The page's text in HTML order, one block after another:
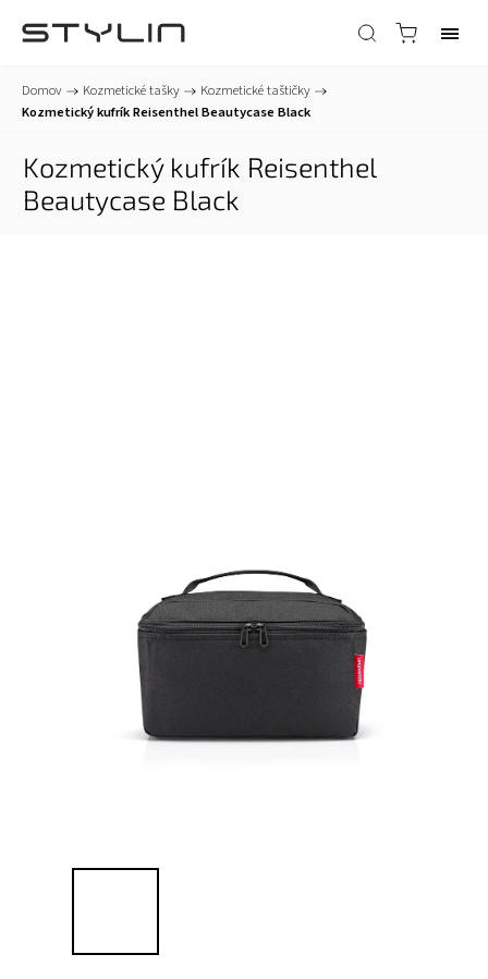
Domov / Kozmetické tašky / Kozmetické taštičky /
Kozmetický kufrík Reisenthel Beautycase Black
Kozmetický kufrík Reisenthel
Beautycase Black